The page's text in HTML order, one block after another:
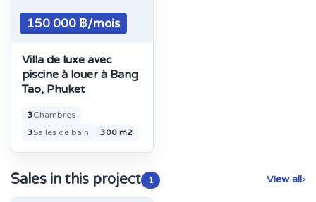
150 000 ฿/mois
Villa de luxe avec
piscine à louer à Bang
Tao, Phuket
3Chambres
3Salles de bain 300 m2
Sales in this project 1 View all